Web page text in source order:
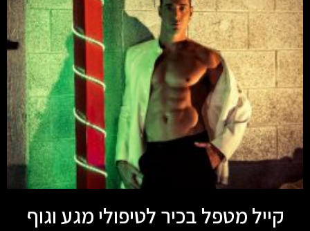
קייל מטפל בכיר לטיפולי מגע וגוף